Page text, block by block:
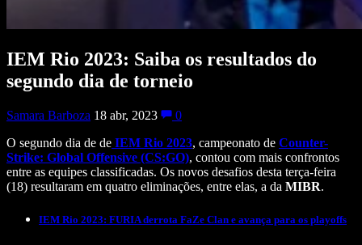
IEM Rio 2023: Saiba os resultados do
segundo dia de torneio
Samara Barboza 18 abr, 2023
0
O segundo dia de de IEM Rio 2023, campeonato de Counter-
Strike: Global Offensive (CS:GO), contou com mais confrontos
entre as equipes classificadas. Os novos desafios desta terça-feira
(18) resultaram em quatro eliminações, entre elas, a da MIBR.
IEM Rio 2023: FURIA derrota FaZe Clan e avança para os playoffs